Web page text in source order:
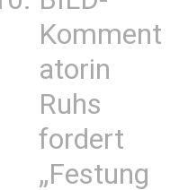
Komment
atorin
Ruhs
fordert
„Festung